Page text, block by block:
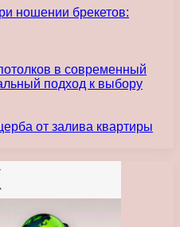
ношении брекетов:
в современный
подход к выбору
от залива квартиры